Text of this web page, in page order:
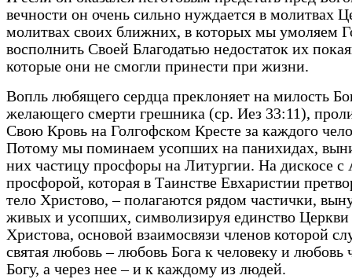
вечности он очень сильно нуждается в молитвах
молитвах своих ближних, в которых мы умоляем
восполнить Своей Благодатью недостаток их
которые они не смогли принести при жизни.
Вопль любящего сердца преклоняет на милость
желающего смерти грешника (ср. Иез 33:11),
Свою Кровь на Голгофском Кресте за каждого
Потому мы поминаем усопших на панихидах,
них частицу просфоры на Литургии. На дискосе с
просфорой, которая в Таинстве Евхаристии
тело Христово, – полагаются рядом частички,
живых и усопших, символизируя единство Церкви
Христова, основой взаимосвязи членов которой
святая любовь – любовь Бога к человеку и любовь
Богу, а через нее – и к каждому из людей.